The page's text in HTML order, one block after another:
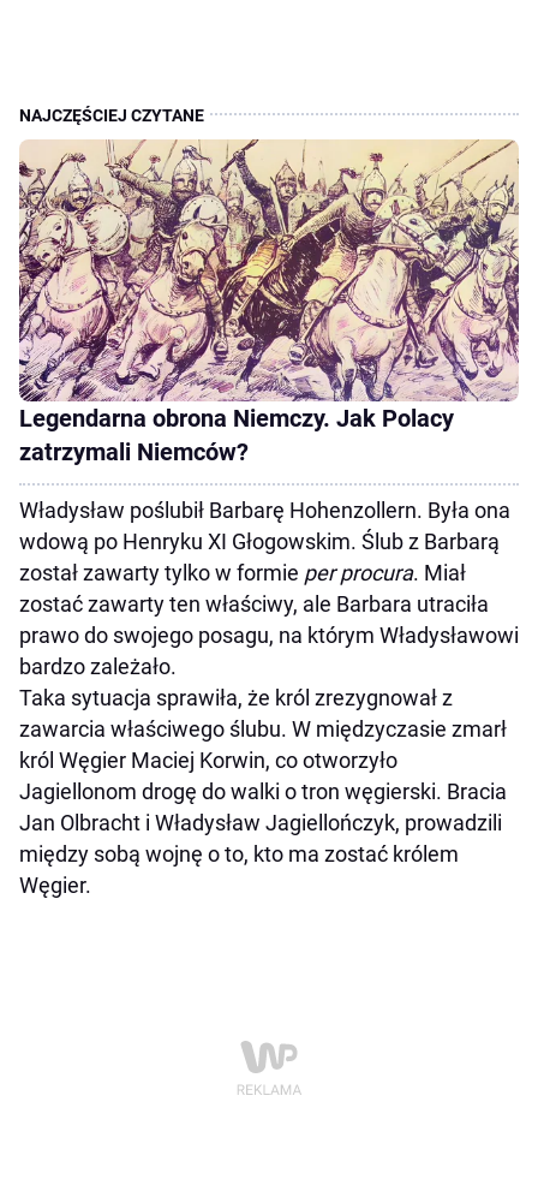
Legendarna obrona Niemczy. Jak Polacy
zatrzymali Niemców?
Władysław poślubił Barbarę Hohenzollern. Była ona
wdową po Henryku XI Głogowskim. Ślub z Barbarą
został zawarty tylko w formie per procura. Miał
zostać zawarty ten właściwy, ale Barbara utraciła
prawo do swojego posagu, na którym Władysławowi
bardzo zależało.
Taka sytuacja sprawiła, że król zrezygnował z
zawarcia właściwego ślubu. W międzyczasie zmarł
król Węgier Maciej Korwin, co otworzyło
Jagiellonom drogę do walki o tron węgierski. Bracia
Jan Olbracht i Władysław Jagiellończyk, prowadzili
między sobą wojnę o to, kto ma zostać królem
Węgier.